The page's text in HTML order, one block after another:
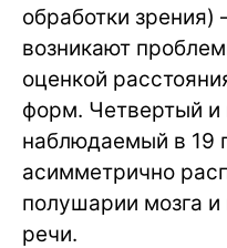
обработки зрения)
возникают
оценкой
форм. Четвертый и
наблюдаемый в 19
асимметрично
полушарии мозга и
речи.